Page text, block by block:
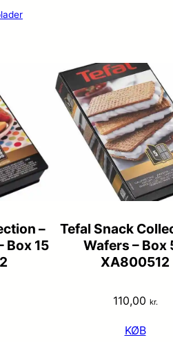
–
Box 15
Tefal Snack
Wafers – Box
XA800512
110,00 kr.
KØB